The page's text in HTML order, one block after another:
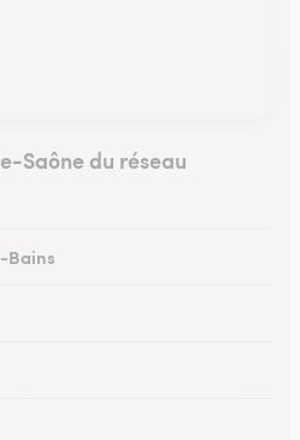
Saône du réseau
Bains